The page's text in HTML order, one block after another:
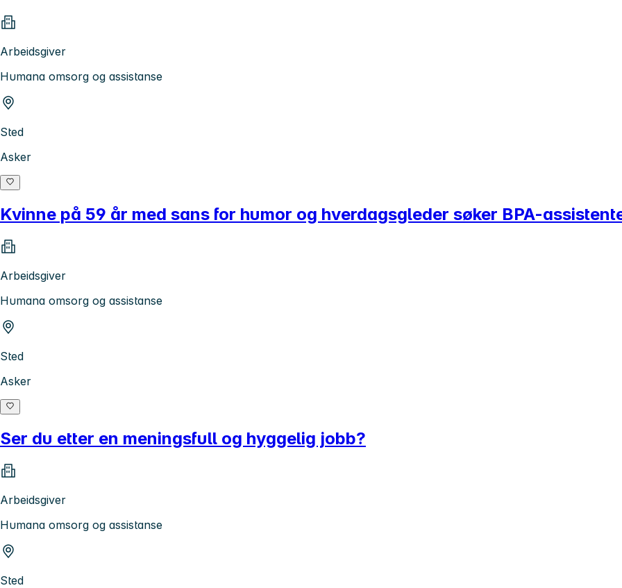
Arbeidsgiver
Humana omsorg og assistanse
Sted
Asker
Kvinne på 59 år med sans for humor og hverdagsgleder søker BPA-
Arbeidsgiver
Humana omsorg og assistanse
Sted
Asker
Ser du etter en meningsfull og hyggelig jobb?
Arbeidsgiver
Humana omsorg og assistanse
Sted